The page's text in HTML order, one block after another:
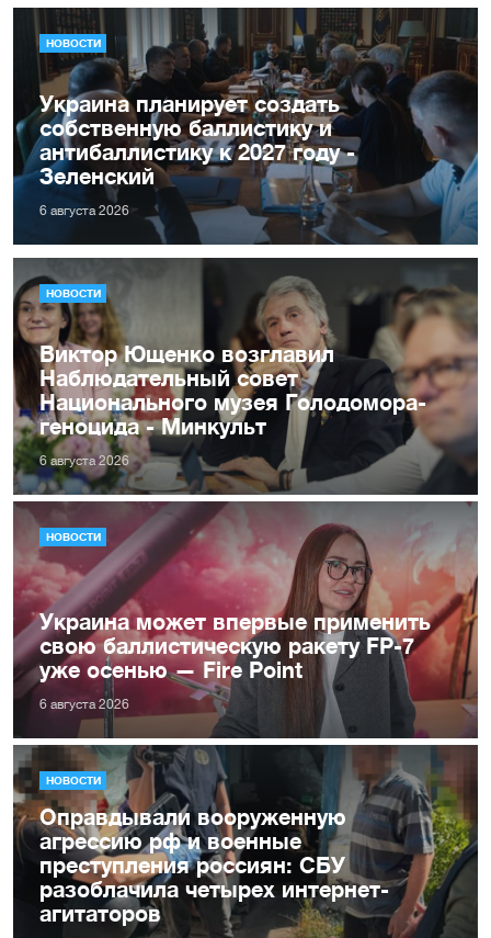
НОВОСТИ
Украина планирует создать
собственную баллистику и
антибаллистику к 2027 году -
Зеленский
6 августа 2026
НОВОСТИ
Виктор Ющенко возглавил
Наблюдательный совет
Национального музея Голодомора-
геноцида - Минкульт
6 августа 2026
НОВОСТИ
Украина может впервые применить
свою баллистическую ракету FP-7
уже осенью — Fire Point
6 августа 2026
НОВОСТИ
Оправдывали вооруженную
агрессию рф и военные
преступления россиян: СБУ
разоблачила четырех интернет-
агитаторов